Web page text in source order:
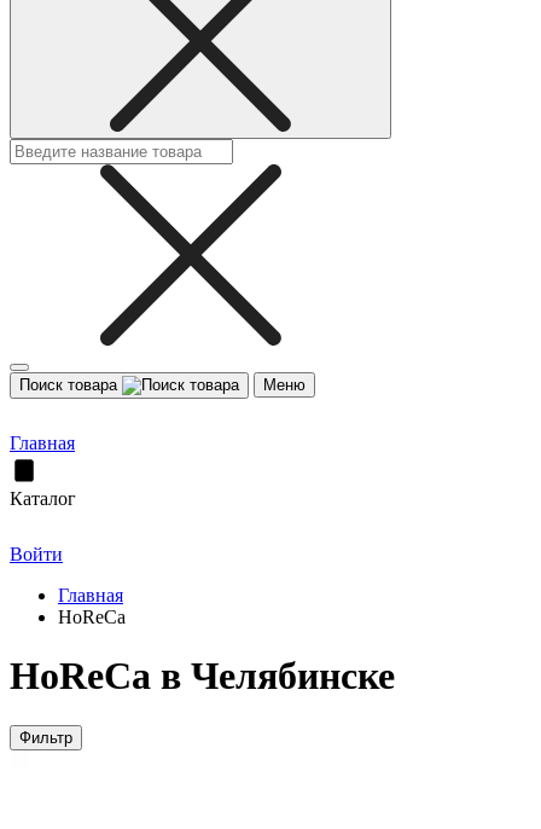
Поиск товара Меню
Главная
Каталог
Войти
Главная
HoReCa
HoReCa в Челябинске
Фильтр